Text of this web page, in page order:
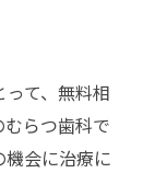
て、無料相
らつ歯科で
会に治療に